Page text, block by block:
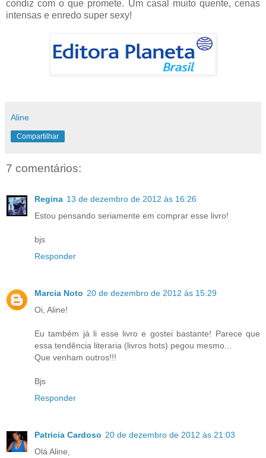
condiz com o que promete. Um casal muito quente, cenas
intensas e enredo super sexy!
Aline
Compartilhar
7 comentários:
Regina 13 de dezembro de 2012 às 16:26
Estou pensando seriamente em comprar esse livro!
bjs
Responder
Marcia Noto 20 de dezembro de 2012 às 15:29
Oi, Aline!
Eu também já li esse livro e gostei bastante! Parece que
essa tendência literaria (livros hots) pegou mesmo...
Que venham outros!!!
Bjs
Responder
Patricia Cardoso 20 de dezembro de 2012 às 21:03
Olá Aline,